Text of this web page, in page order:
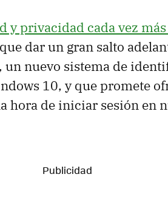
y privacidad cada vez
dar un gran salto
, un nuevo sistema de
10, y que promete
hora de iniciar sesión en